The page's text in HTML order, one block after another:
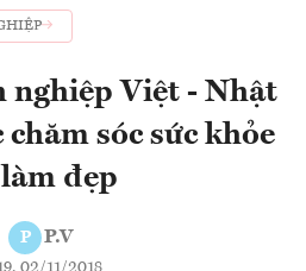
nghiệp Việt - Nhật
sóc sức khỏe
đẹp
P P.V
02/11/2018